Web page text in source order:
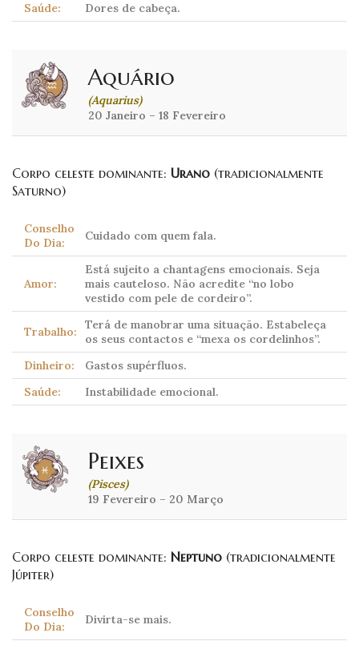
Saúde:
Dores de cabeça.
Aquário
(Aquarius)
20 Janeiro – 18 Fevereiro
Corpo celeste dominante: Urano (tradicionalmente
Saturno)
Conselho
Do Dia:
Cuidado com quem fala.
Amor:
Está sujeito a chantagens emocionais. Seja
mais cauteloso. Não acredite “no lobo
vestido com pele de cordeiro”.
Trabalho:
Terá de manobrar uma situação. Estabeleça
os seus contactos e “mexa os cordelinhos”.
Dinheiro:
Gastos supérfluos.
Saúde:
Instabilidade emocional.
Peixes
(Pisces)
19 Fevereiro – 20 Março
Corpo celeste dominante: Neptuno (tradicionalmente
Júpiter)
Conselho
Do Dia:
Divirta-se mais.